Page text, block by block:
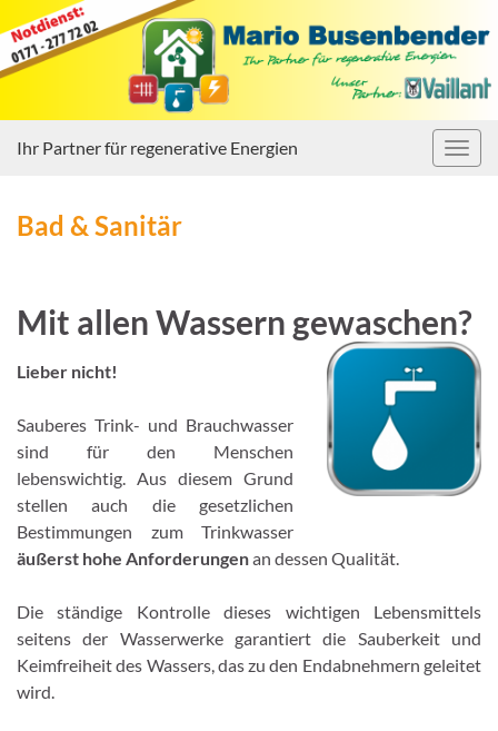
Ihr Partner für regenerative Energien
Bad & Sanitär
Mit allen Wassern gewaschen?
Lieber nicht!
Sauberes Trink- und Brauchwasser
sind für den Menschen
lebenswichtig. Aus diesem Grund
stellen auch die gesetzlichen
Bestimmungen zum Trinkwasser
äußerst hohe Anforderungenan dessen Qualität.
Die ständige Kontrolle dieses wichtigen Lebensmittels
seitens der Wasserwerke garantiert die Sauberkeit und
Keimfreiheit des Wassers, das zu den Endabnehmern geleitet
wird.